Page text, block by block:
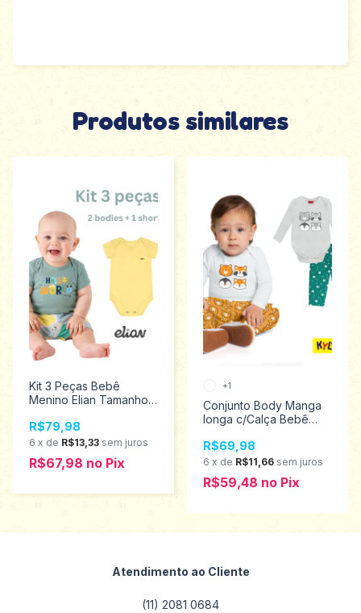
Produtos similares
Kit 3 Peças Bebê
Menino Elian Tamanhos
R$79,98
6 x de R$13,33 sem juros
R$67,98 no Pix
Conjunto Body Manga
longa c/Calça Bebê
Tamanhos P ao G
1001202
R$69,98
6 x de R$11,66 sem juros
R$59,48 no Pix
+1
Atendimento ao Cliente
(11) 2081 0684